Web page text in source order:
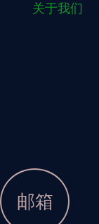
关于我们
邮箱